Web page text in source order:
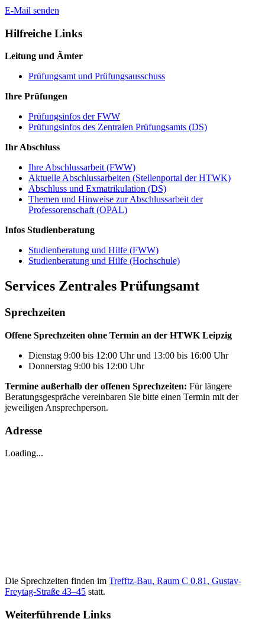
E-Mail senden
Hilfreiche Links
Leitung und Ämter
Prüfungsamt und Prüfungsausschuss
Ihre Prüfungen
Prüfungsinfos der FWW
Prüfungsinfos des Zentralen Prüfungsamts (DS)
Ihr Abschluss
Ihre Abschlussarbeit (FWW)
Aktuelle Abschlussarbeiten (Stellenportal der HTWK)
Abschluss und Exmatrikulation (DS)
Themen und Hinweise zur Abschlussarbeit der
Professorenschaft (OPAL)
Infos Studienberatung
Studienberatung und Hilfe (FWW)
Studienberatung und Hilfe (Hochschule)
Services Zentrales Prüfungsamt
Sprechzeiten
Offene Sprechzeiten ohne Termin an der HTWK Leipzig
Dienstag 9:00 bis 12:00 Uhr und 13:00 bis 16:00 Uhr
Donnerstag 9:00 bis 12:00 Uhr
Termine außerhalb der offenen Sprechzeiten: Für längere
Beratungsgespräche vereinbaren Sie bitte einen Termin mit der
jeweiligen Ansprechperson.
Adresse
Loading...
Die Sprechzeiten finden im Trefftz-Bau, Raum C 0.81, Gustav-
Freytag-Straße 43–45 statt.
Weiterführende Links